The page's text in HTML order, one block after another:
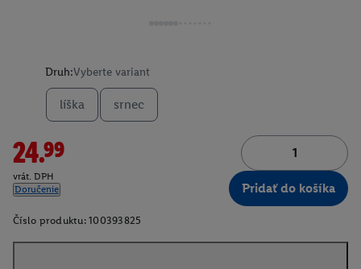
Druh:Vyberte variant
líška srnec
24.99
vrát. DPH
Doručenie
Pridať do košíka
Číslo produktu: 100393825